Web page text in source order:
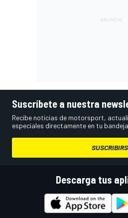
Suscríbete a nuestra
Recibe noticias de motorsport,
especiales directamente en tu
Descarga tus